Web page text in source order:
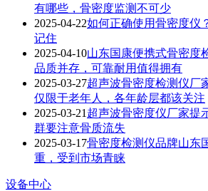
有哪些，骨密度监测不可少
2025-04-22如何正确使用骨密度仪
记住
2025-04-10山东国康便携式骨密度
品质并存，可靠耐用值得拥有
2025-03-27超声波骨密度检测仪厂
仅限于老年人，各年龄层都该关注
2025-03-21 超声波骨密度仪厂家提
群要注意骨质流失
2025-03-17骨密度检测仪品牌山东
重，受到市场青睐
设备中心